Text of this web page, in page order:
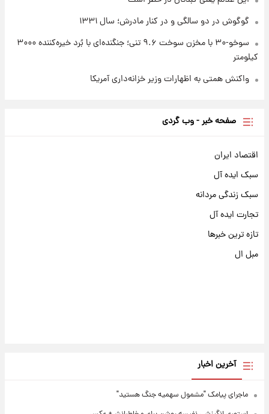
گوگوش در دو سالگی و در کنار مادرش؛ سال ۱۳۳۱
سوخو-۳۰ با مخزن سوخت ۹.۶ تنی؛ جنگنده‌ای با بُرد خیره‌کننده ۳۰۰۰
کیلومتر
واکنش همتی به اظهارات وزیر خزانه‌داری آمریکا
صفحه خبر - وب گردی
اقتصاد ایران
سبک ایده آل
سبک زندگی مردانه
تجارت ایده آل
تازه ترین خبرها
مبل ال
آخرین اخبار
ماجرای پیامک "مشمول سهمیه جنگ هستید"